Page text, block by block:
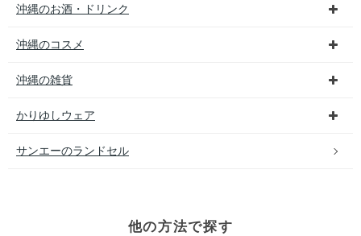
沖縄のお酒・ドリンク
沖縄のコスメ
沖縄の雑貨
かりゆしウェア
サンエーのランドセル
他の方法で探す